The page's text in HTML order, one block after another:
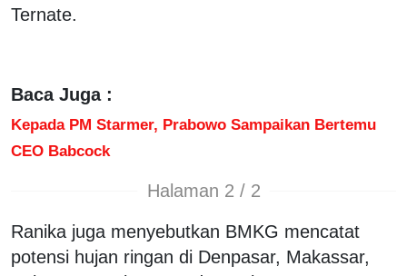
Ternate.
Baca Juga :
Kepada PM Starmer, Prabowo Sampaikan Bertemu
CEO Babcock
Halaman 2 / 2
Ranika juga menyebutkan BMKG mencatat
potensi hujan ringan di Denpasar, Makassar,